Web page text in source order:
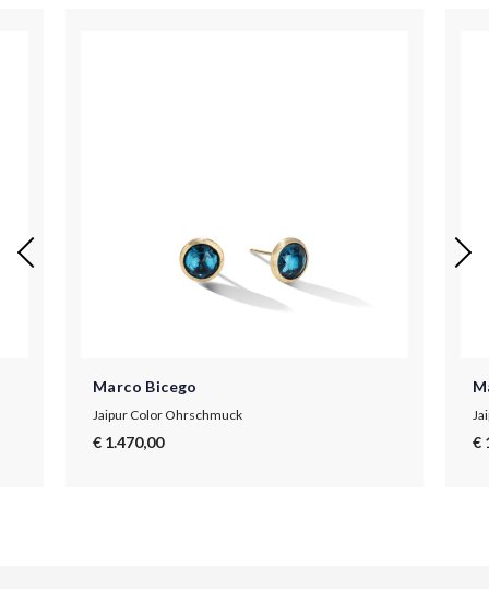
Marco Bicego
Jaipur Color Ohrschmuck
€ 1.470,00 €